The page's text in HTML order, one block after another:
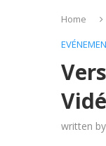
Home
written by